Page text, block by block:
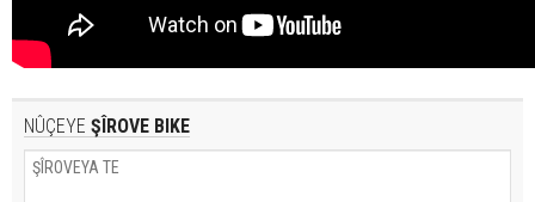
NÛÇEYE ŞÎROVE BIKE